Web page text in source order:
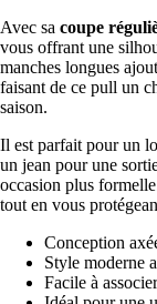
Avec sa coupe
vous offrant une
manches longues
faisant de ce pull un
saison.
Il est parfait pour un
un jean pour une
occasion plus
tout en vous
Conception
Style moderne
Facile à